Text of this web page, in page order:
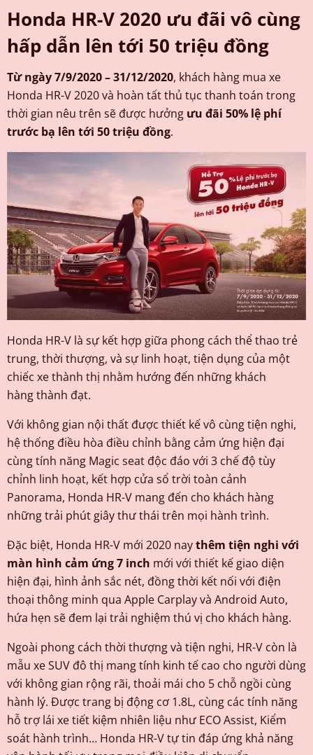
Honda HR-V 2020 ưu đãi vô cùng
hấp dẫn lên tới 50 triệu đồng
Từ ngày 7/9/2020 – 31/12/2020, khách hàng mua xe
Honda HR-V 2020 và hoàn tất thủ tục thanh toán trong
thời gian nêu trên sẽ được hưởng ưu đãi 50% lệ phí
trước bạ lên tới 50 triệu đồng.
Honda HR-V là sự kết hợp giữa phong cách thể thao trẻ
trung, thời thượng, và sự linh hoạt, tiện dụng của một
chiếc xe thành thị nhằm hướng đến những khách
hàng thành đạt.
Với không gian nội thất được thiết kế vô cùng tiện nghi,
hệ thống điều hòa điều chỉnh bằng cảm ứng hiện đại
cùng tính năng Magic seat độc đáo với 3 chế độ tùy
chỉnh linh hoạt, kết hợp cửa sổ trời toàn cảnh
Panorama, Honda HR-V mang đến cho khách hàng
những trải phút giây thư thái trên mọi hành trình.
Đặc biệt, Honda HR-V mới 2020 naythêm tiện nghi với
màn hình cảm ứng 7 inch mới với thiết kế giao diện
hiện đại, hình ảnh sắc nét, đồng thời kết nối với điện
thoại thông minh qua Apple Carplay và Android Auto,
hứa hẹn sẽ đem lại trải nghiệm thú vị cho khách hàng.
Ngoài phong cách thời thượng và tiện nghi, HR-V còn là
mẫu xe SUV đô thị mang tính kinh tế cao cho người dùng
với không gian rộng rãi, thoải mái cho 5 chỗ ngồi cùng
hành lý. Được trang bị động cơ 1.8L, cùng các tính năng
hỗ trợ lái xe tiết kiệm nhiên liệu như ECO Assist, Kiểm
soát hành trình… Honda HR-V tự tin đáp ứng khả năng